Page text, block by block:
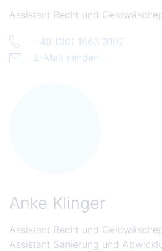
Assistant Recht und
+49 (30) 1663 3102
E-Mail senden
Anke Klinger
Assistant Recht und
Assistant Sanierung und